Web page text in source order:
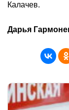
Калачев.
Дарья